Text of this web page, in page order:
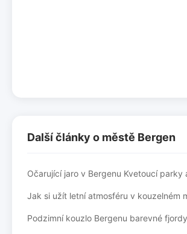
Další články o městě Bergen
Očarující jaro v Bergenu Kvetoucí parky
Jak si užít letní atmosféru v kouzelném
Podzimní kouzlo Bergenu barevné